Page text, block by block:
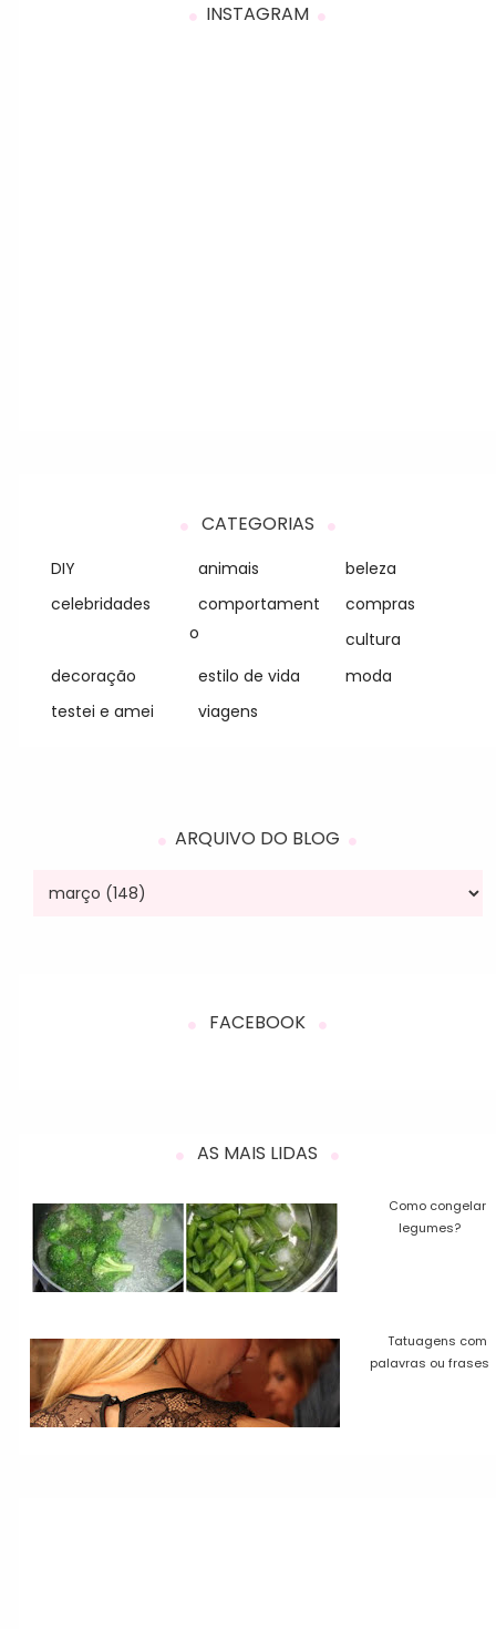
INSTAGRAM
CATEGORIAS
DIY animais
beleza
celebridades
comportament
o
compras
cultura
decoração
estilo de vida
moda
testei e amei
viagens
ARQUIVO DO BLOG
FACEBOOK
AS MAIS LIDAS
Como congelar
legumes?
Tatuagens com
palavras ou frases